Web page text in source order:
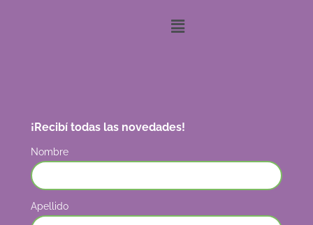
¡Recibí todas las novedades!
Nombre
Apellido